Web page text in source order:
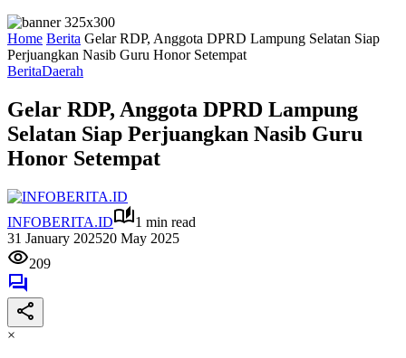
Home Berita Gelar RDP, Anggota DPRD Lampung Selatan Siap
Perjuangkan Nasib Guru Honor Setempat
BeritaDaerah
Gelar RDP, Anggota DPRD Lampung
Selatan Siap Perjuangkan Nasib Guru
Honor Setempat
INFOBERITA.ID
1 min read
31 January 202520 May 2025
209
×